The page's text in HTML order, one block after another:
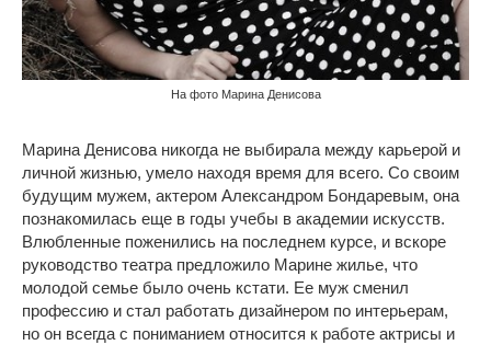
На фото Марина Денисова
Марина Денисова никогда не выбирала между карьерой и
личной жизнью, умело находя время для всего. Со своим
будущим мужем, актером Александром Бондаревым, она
познакомилась еще в годы учебы в академии искусств.
Влюбленные поженились на последнем курсе, и вскоре
руководство театра предложило Марине жилье, что
молодой семье было очень кстати. Ее муж сменил
профессию и стал работать дизайнером по интерьерам,
но он всегда с пониманием относится к работе актрисы и